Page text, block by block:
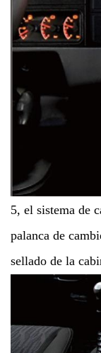
5, el sistema de
palanca de
sellado de la